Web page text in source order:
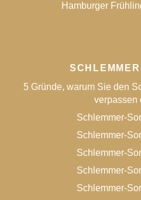
Hamburger
5 Gründe, warum Sie den
verpassen
Schlemmer-
Schlemmer-
Schlemmer-
Schlemmer-
Schlemmer-